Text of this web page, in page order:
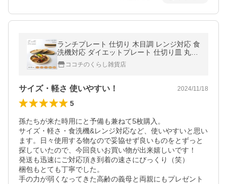
ランチプレート 仕切り 木目調 レンジ対応 食
洗機対応 ダイエットプレート 仕切り皿 丸形
おしゃれ 北欧 食器 割れない bpa フリー 抗
菌 軽い 軽量
ココチのくらし雑貨店
サイズ・軽さ 使いやすい！ 2024/11/18
5
孫たちが来た時用にと予備も兼ねて5枚購入。
サイズ・軽さ・食洗機&レンジ対応など、使いやすいと思い
ます。日々使用する物なので妥協せず良いものをとずっと
探していたので、今回良いお買い物が出来嬉しいです！
発送も迅速にご対応頂き到着の速さにびっくり（笑）
梱包もとても丁寧でした。
手の力が弱くなってきた高齢の義母と両親にもプレゼント